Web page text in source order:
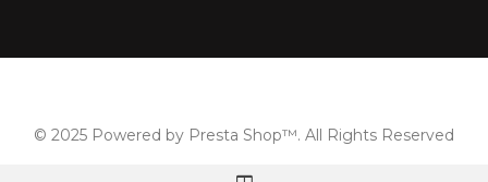
© 2025 Powered by Presta Shop™. All Rights Reserved